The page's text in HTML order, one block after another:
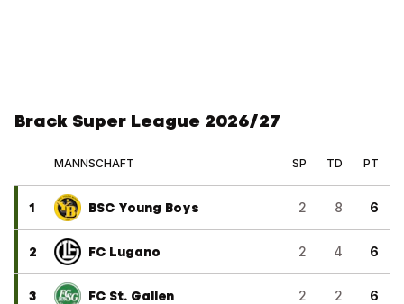
Brack Super League 2026/27
MANNSCHAFT SP TD PT
1 BSC Young Boys 2 8 6
2 FC Lugano 2 4 6
3 FC St. Gallen 2 2 6